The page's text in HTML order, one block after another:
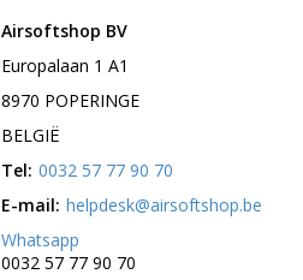
Airsoftshop BV
Europalaan 1 A1
8970 POPERINGE
BELGIË
Tel: 0032 57 77 90 70
E-mail: helpdesk@airsoftshop.be
Whatsapp
0032 57 77 90 70